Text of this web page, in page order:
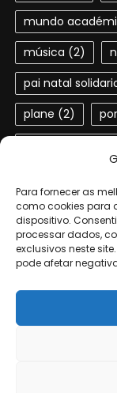
Para fornecer as
como cookies para
dispositivo.
processar dados,
exclusivos neste
pode afetar
mundo
música (2)
pai natal
plane (2)
solidariedade(2)
terra dos sonhos
Universidade de